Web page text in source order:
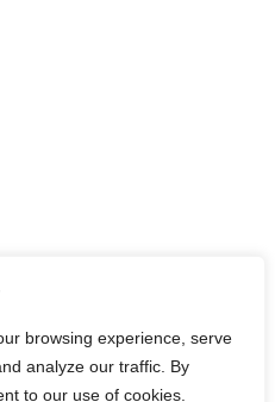
browsing experience, serve
analyze our traffic. By
to our use of cookies.